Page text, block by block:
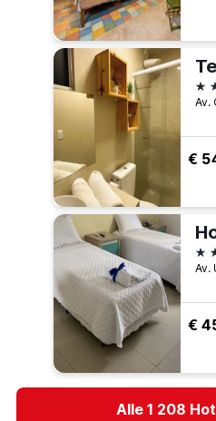
2
€
3
€
Alle 1 208